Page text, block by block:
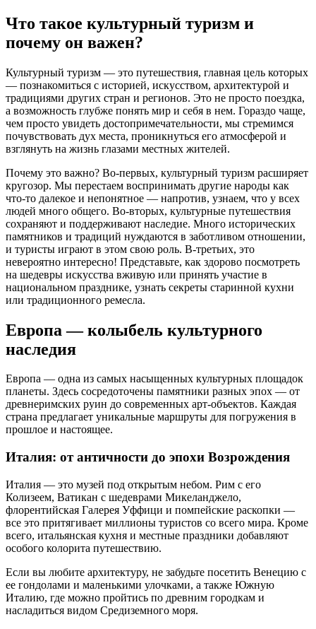
Что такое культурный туризм и
почему он важен?
Культурный туризм — это путешествия, главная цель которых
— познакомиться с историей, искусством, архитектурой и
традициями других стран и регионов. Это не просто поездка,
а возможность глубже понять мир и себя в нем. Гораздо чаще,
чем просто увидеть достопримечательности, мы стремимся
почувствовать дух места, проникнуться его атмосферой и
взглянуть на жизнь глазами местных жителей.
Почему это важно? Во-первых, культурный туризм расширяет
кругозор. Мы перестаем воспринимать другие народы как
что-то далекое и непонятное — напротив, узнаем, что у всех
людей много общего. Во-вторых, культурные путешествия
сохраняют и поддерживают наследие. Много исторических
памятников и традиций нуждаются в заботливом отношении,
и туристы играют в этом свою роль. В-третьих, это
невероятно интересно! Представьте, как здорово посмотреть
на шедевры искусства вживую или принять участие в
национальном празднике, узнать секреты старинной кухни
или традиционного ремесла.
Европа — колыбель культурного
наследия
Европа — одна из самых насыщенных культурных площадок
планеты. Здесь сосредоточены памятники разных эпох — от
древнеримских руин до современных арт-объектов. Каждая
страна предлагает уникальные маршруты для погружения в
прошлое и настоящее.
Италия: от античности до эпохи Возрождения
Италия — это музей под открытым небом. Рим с его
Колизеем, Ватикан с шедеврами Микеланджело,
флорентийская Галерея Уффици и помпейские раскопки —
все это притягивает миллионы туристов со всего мира. Кроме
всего, итальянская кухня и местные праздники добавляют
особого колорита путешествию.
Если вы любите архитектуру, не забудьте посетить Венецию с
ее гондолами и маленькими улочками, а также Южную
Италию, где можно пройтись по древним городкам и
насладиться видом Средиземного моря.